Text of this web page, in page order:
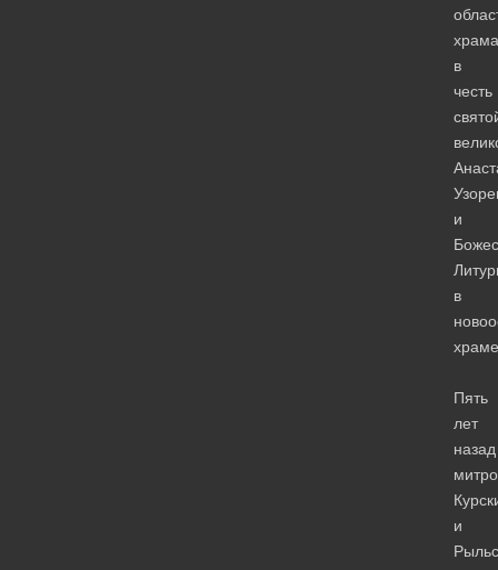
храма
в
честь
и
в
Пять
лет
назад
и